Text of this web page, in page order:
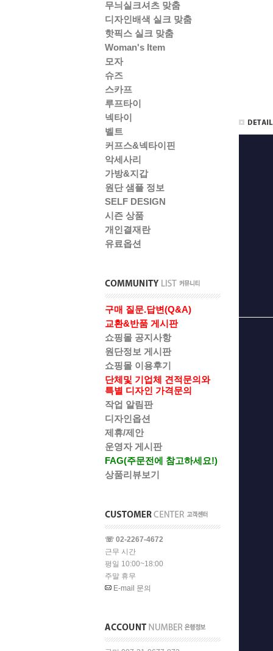
무늬실크셔츠 맞춤
디자인배색 실크 맞춤
핫픽스 실크 맞춤
Woman's Item
모자
슈즈
스카프
루프타이
넥타이
벨트
커프스&넥타이핀
악세사리
가방&지갑
원단 샘플 정보
SELF DESIGN
시즌 상품
개인결재란
유료옵션
구매 질문.답변(Q&A)
교환&반품 게시판
쇼핑몰 공지사항
원단정보 게시판
쇼핑몰 이용후기
단체및 기업체 견적문의와
특별 디자인 가격문의
작업 알림판
디자인옵션
제휴/제안
운영자 게시판
FAG(주문전에 참고하세요!)
상품리뷰보기
☏ 02-2267-4672
근무 시간
평일 10:00~18:00
주말 휴무
E-mail 문의